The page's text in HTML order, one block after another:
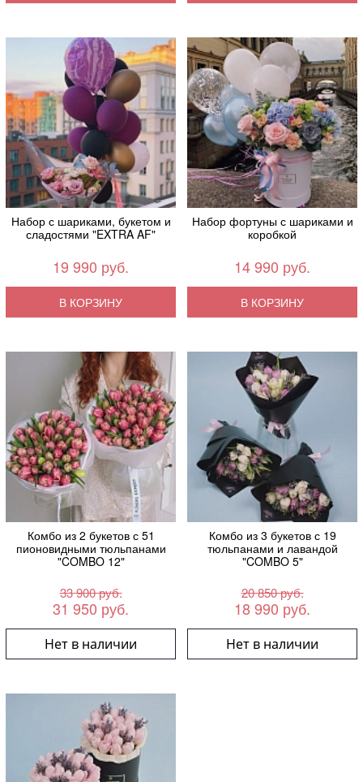
Набор с шариками, букетом и
сладостями "EXTRA AF"
19 990 руб.
В КОРЗИНУ
Набор фортуны с шариками и
коробкой
14 990 руб.
В КОРЗИНУ
Комбо из 2 букетов с 51
пионовидными тюльпанами
"COMBO 12"
33 900 руб.
31 950 руб.
Нет в наличии
Комбо из 3 букетов с 19
тюльпанами и лавандой
"COMBO 5"
20 850 руб.
18 990 руб.
Нет в наличии